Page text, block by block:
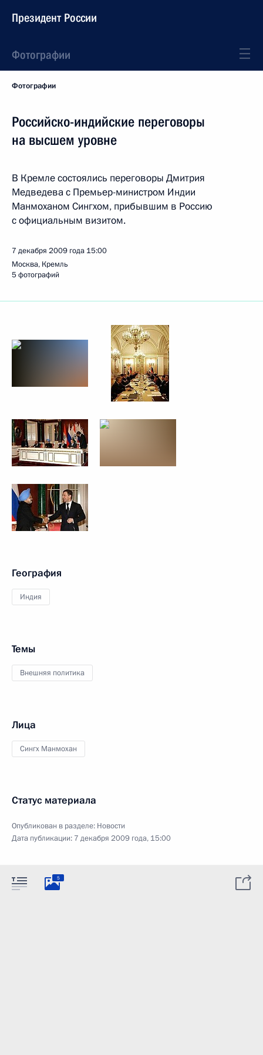
Президент России
Фотографии
Фотографии
Российско-индийские переговоры
на высшем уровне
В Кремле состоялись переговоры Дмитрия
Медведева с Премьер-министром Индии
Манмоханом Сингхом, прибывшим в Россию
с официальным визитом.
7 декабря 2009 года 15:00
Москва, Кремль
5 фотографий
География
Индия
Темы
Внешняя политика
Лица
Сингх Манмохан
Статус материала
Опубликован в разделе: Новости
Дата публикации: 7 декабря 2009 года, 15:00
5